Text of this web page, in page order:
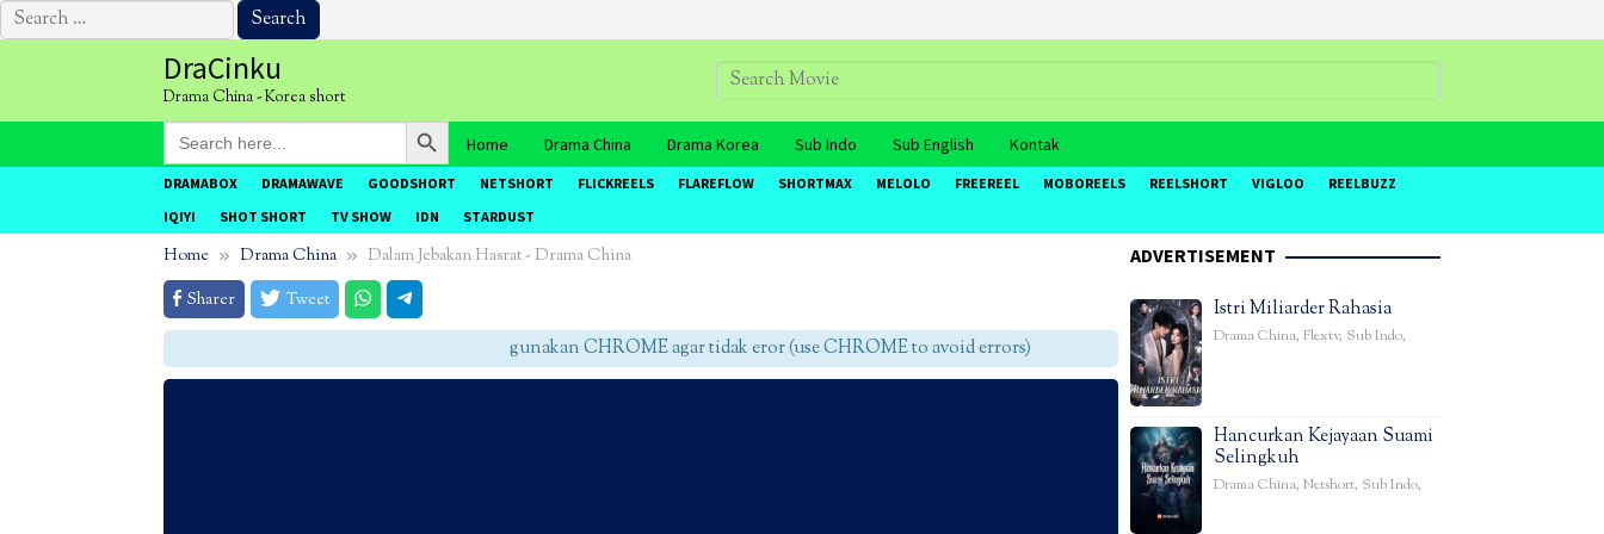
Search
for:
DraCinku
Drama China - Korea short
Search
for:
Search Button
Home Drama China Drama Korea Sub Indo Sub English Kontak
DRAMABOX DRAMAWAVE GOODSHORT NETSHORT FLICKREELS FLAREFLOW SHORTMAX MELOLO FREEREEL MOBOREELS REELSHORT VIGLOO
REELBUZZ
IQIYI
SHOT SHORT TV SHOW IDN STARDUST
Home Drama China
Dalam Jebakan Hasrat - Drama China
Sharer
Tweet
gunakan CHROME agar tidak eror (use CHROME to avoid errors)
ADVERTISEMENT
Istri Miliarder Rahasia
Drama China, Flextv, Sub Indo,
Hancurkan Kejayaan Suami
Selingkuh
Drama China, Netshort, Sub Indo,